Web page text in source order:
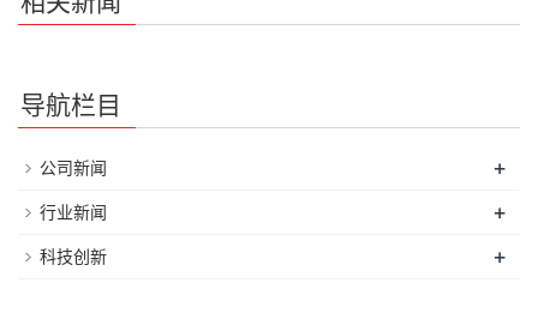
导航栏目
公司新闻 +
行业新闻 +
科技创新 +